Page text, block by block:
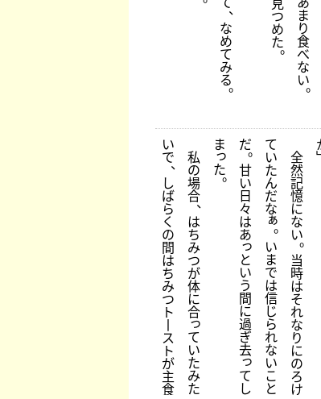
ま
り
食
べ
な
い。
つ
め
た。
、
な
め
て
み
る。
全
然
記
憶
に
な
い。
当
時
は
そ
れ
な
り
に
の
ろ
け
て
い
た
ん
だ
な
ぁ。
い
ま
で
は
信
じ
ら
れ
な
い
こ
と
だ。
甘
い
日
々
は
あ
っ
と
い
う
間
に
過
ぎ
去
っ
て
し
ま
っ
た。
私
の
場
合
、
は
ち
み
つ
が
体
に
合
っ
て
い
た
み
た
い
で、
し
ば
ら
く
の
間
は
ち
み
つ
ト
丨
ス
ト
が
主
食